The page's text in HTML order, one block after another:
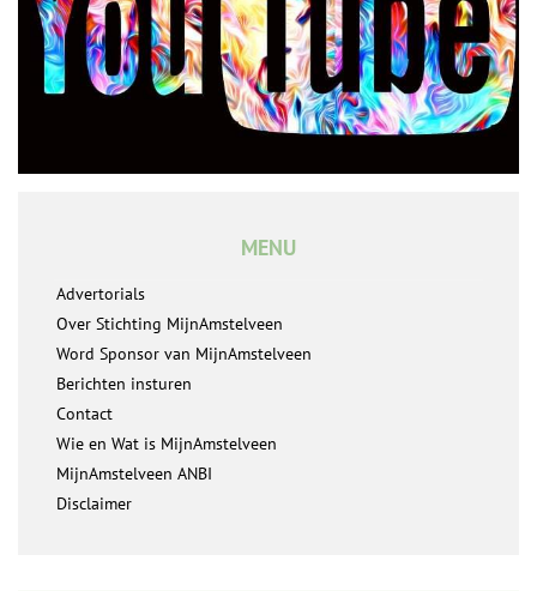
MENU
Advertorials
Over Stichting MijnAmstelveen
Word Sponsor van MijnAmstelveen
Berichten insturen
Contact
Wie en Wat is MijnAmstelveen
MijnAmstelveen ANBI
Disclaimer